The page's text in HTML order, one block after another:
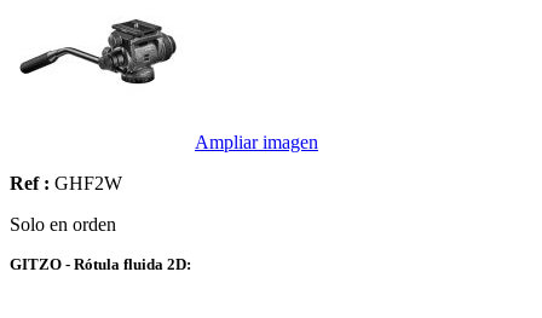
Ampliar imagen
Ref : GHF2W
Solo en orden
GITZO - Rótula fluida 2D: